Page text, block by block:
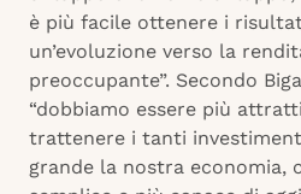
è più facile ottenere i
un’evoluzione verso la
preoccupante”. Secondo
“dobbiamo essere più
trattenere i tanti
grande la nostra economia,